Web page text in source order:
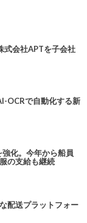
式会社APTを子会社
OCRで自動化する新
化。今年から船員
の支給も継続
配送プラットフォー